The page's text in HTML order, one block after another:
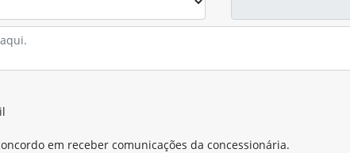
em receber comunicações da concessionária.